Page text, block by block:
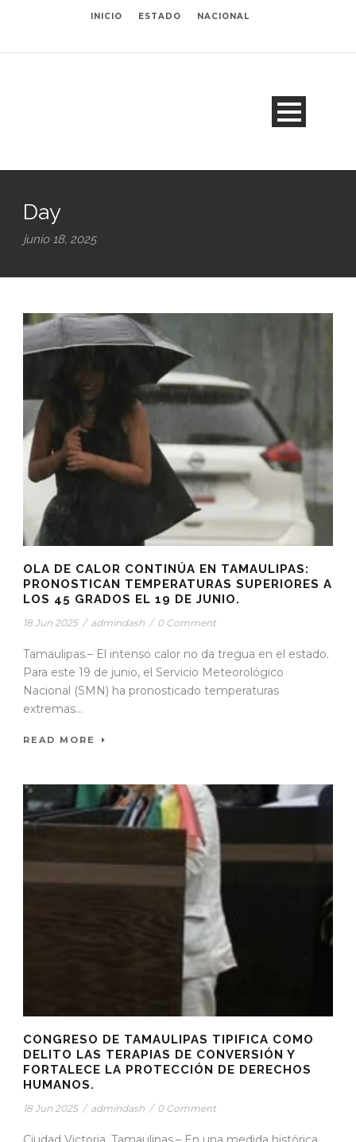
INICIO ESTADO NACIONAL
Day
junio 18, 2025
OLA DE CALOR CONTINÚA EN TAMAULIPAS:
PRONOSTICAN TEMPERATURAS SUPERIORES A
LOS 45 GRADOS EL 19 DE JUNIO.
18 Jun 2025 / admindash / 0 Comment
Tamaulipas.– El intenso calor no da tregua en el estado.
Para este 19 de junio, el Servicio Meteorológico
Nacional (SMN) ha pronosticado temperaturas
extremas...
READ MORE
CONGRESO DE TAMAULIPAS TIPIFICA COMO
DELITO LAS TERAPIAS DE CONVERSIÓN Y
FORTALECE LA PROTECCIÓN DE DERECHOS
HUMANOS.
18 Jun 2025 / admindash / 0 Comment